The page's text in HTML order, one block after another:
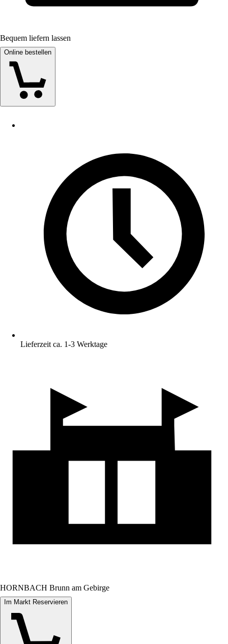
Bequem liefern lassen
Online bestellen
Lieferzeit ca. 1-3 Werktage
HORNBACH Brunn am Gebirge
Im Markt Reservieren